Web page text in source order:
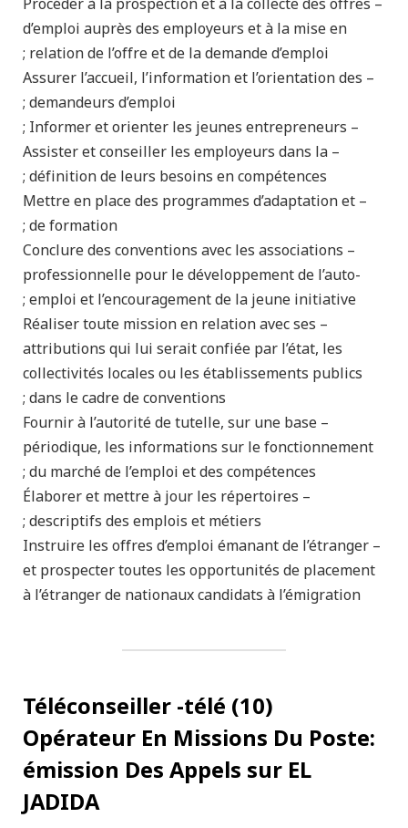
d’emploi auprès des employeurs et à la mise en
relation de l’offre et de la demande d’emploi ;
– Assurer l’accueil, l’information et l’orientation des
demandeurs d’emploi ;
– Informer et orienter les jeunes entrepreneurs ;
– Assister et conseiller les employeurs dans la
définition de leurs besoins en compétences ;
– Mettre en place des programmes d’adaptation et
de formation ;
– Conclure des conventions avec les associations
professionnelle pour le développement de l’auto-
emploi et l’encouragement de la jeune initiative ;
– Réaliser toute mission en relation avec ses
attributions qui lui serait confiée par l’état, les
collectivités locales ou les établissements publics
dans le cadre de conventions ;
– Fournir à l’autorité de tutelle, sur une base
périodique, les informations sur le fonctionnement
du marché de l’emploi et des compétences ;
– Élaborer et mettre à jour les répertoires
descriptifs des emplois et métiers ;
– Instruire les offres d’emploi émanant de l’étranger
et prospecter toutes les opportunités de placement
à l’étranger de nationaux candidats à l’émigration
(10) Téléconseiller -télé
Opérateur En Missions Du Poste:
émission Des Appelssur EL
JADIDA